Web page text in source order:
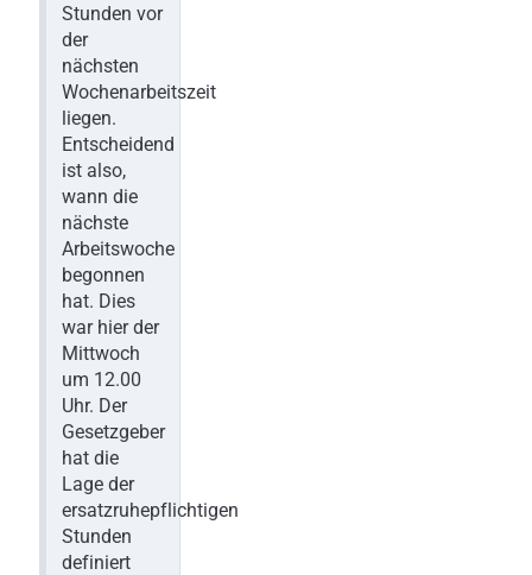
Stunden vor
der
nächsten
Wochenarbeitszeit
liegen.
Entscheidend
ist also,
wann die
nächste
Arbeitswoche
begonnen
hat. Dies
war hier der
Mittwoch
um 12.00
Uhr. Der
Gesetzgeber
hat die
Lage der
ersatzruhepflichtigen
Stunden
definiert